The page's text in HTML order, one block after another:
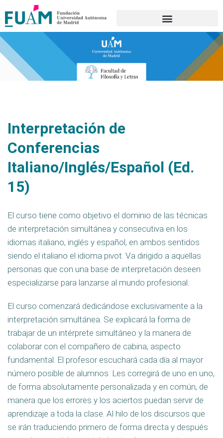
Interpretación de
Conferencias
Italiano/Inglés/Español (Ed.
15)
El curso tiene como objetivo el dominio de las técnicas
de interpretación simultánea y consecutiva en los
idiomas italiano, inglés y español, en ambos sentidos
siendo el italiano el idioma pivot. Va dirigido a aquellas
personas que con una base de interpretación deseen
especializarse para lanzarse al mundo profesional.
El curso comenzará dedicándose exclusivamente a la
interpretación simultánea. Se explicará la forma de
trabajar de un intérprete simultáneo y la manera de
colaborar con el compañero de cabina, aspecto
fundamental. El profesor escuchará cada día al mayor
número posible de alumnos. Les corregirá de uno en uno,
de forma absolutamente personalizada y en común, de
manera que los errores y los aciertos puedan servir de
aprendizaje a toda la clase. Al hilo de los discursos que
se irán traduciendo primero de forma directa y después